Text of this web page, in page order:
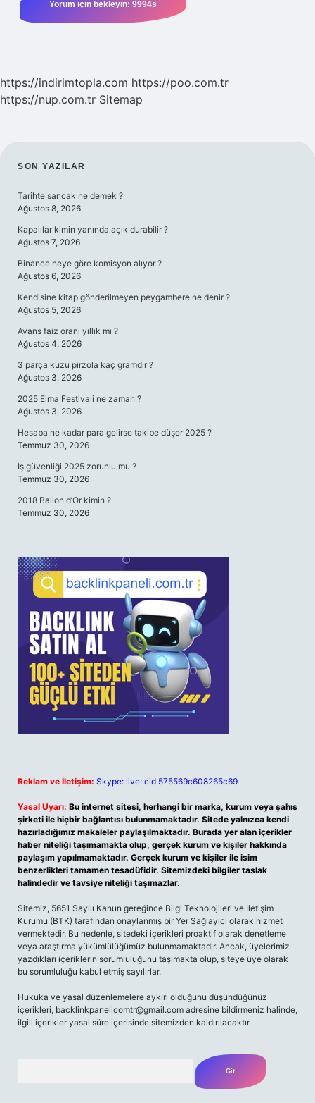
https://indirimtopla.com https://poo.com.tr
https://nup.com.tr Sitemap
SIDEBAR
SON YAZILAR
Tarihte sancak ne demek ?
Ağustos 8, 2026
Kapalılar kimin yanında açık durabilir ?
Ağustos 7, 2026
Binance neye göre komisyon alıyor ?
Ağustos 6, 2026
Kendisine kitap gönderilmeyen peygambere ne denir ?
Ağustos 5, 2026
Avans faiz oranı yıllık mı ?
Ağustos 4, 2026
3 parça kuzu pirzola kaç gramdır ?
Ağustos 3, 2026
2025 Elma Festivali ne zaman ?
Ağustos 3, 2026
Hesaba ne kadar para gelirse takibe düşer 2025 ?
Temmuz 30, 2026
İş güvenliği 2025 zorunlu mu ?
Temmuz 30, 2026
2018 Ballon d’Or kimin ?
Temmuz 30, 2026
Reklam ve İletişim: Skype: live:.cid.575569c608265c69
Yasal Uyarı: Bu internet sitesi, herhangi bir marka, kurum veya şahıs
şirketi ile hiçbir bağlantısı bulunmamaktadır. Sitede yalnızca kendi
hazırladığımız makaleler paylaşılmaktadır. Burada yer alan içerikler
haber niteliği taşımamakta olup, gerçek kurum ve kişiler hakkında
paylaşım yapılmamaktadır. Gerçek kurum ve kişiler ile isim
benzerlikleri tamamen tesadüfidir. Sitemizdeki bilgiler taslak
halindedir ve tavsiye niteliği taşımazlar.
Sitemiz, 5651 Sayılı Kanun gereğince Bilgi Teknolojileri ve İletişim
Kurumu (BTK) tarafından onaylanmış bir Yer Sağlayıcı olarak hizmet
vermektedir. Bu nedenle, sitedeki içerikleri proaktif olarak denetleme
veya araştırma yükümlülüğümüz bulunmamaktadır. Ancak, üyelerimiz
yazdıkları içeriklerin sorumluluğunu taşımakta olup, siteye üye olarak
bu sorumluluğu kabul etmiş sayılırlar.
Hukuka ve yasal düzenlemelere aykırı olduğunu düşündüğünüz
içerikleri, backlinkpanelicomtr@gmail.com adresine bildirmeniz halinde,
ilgili içerikler yasal süre içerisinde sitemizden kaldırılacaktır.